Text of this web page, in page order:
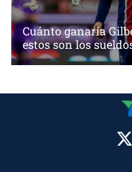
Cuánto ganaría
estos son los